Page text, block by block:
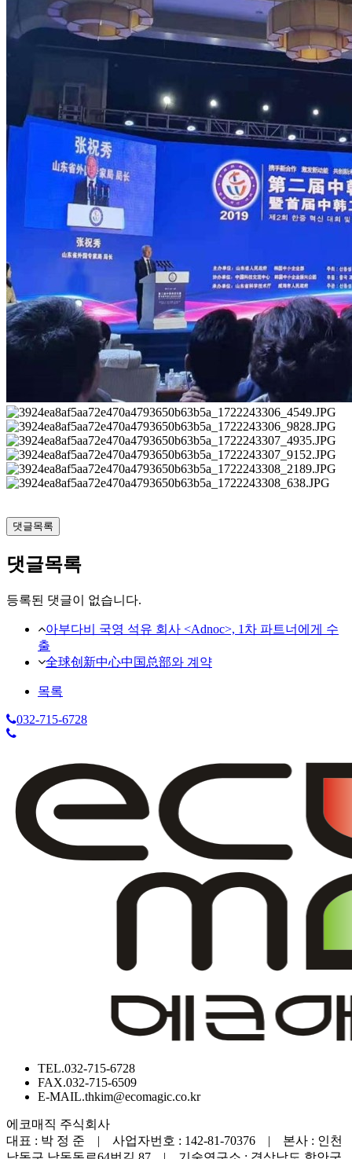
댓글목록
댓글목록
등록된 댓글이 없습니다.
아부다비 국영 석유 회사 <Adnoc>, 1차 파트너에게 수
출
全球创新中心中国总部와 계약
목록
032-715-6728
TEL.032-715-6728
FAX.032-715-6509
E-MAIL.thkim@ecomagic.co.kr
에코매직 주식회사
대표 : 박 정 준 | 사업자번호 : 142-81-70376 | 본사 : 인천